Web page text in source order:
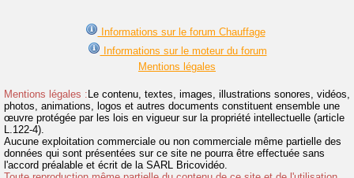
Informations sur le forum Chauffage
Informations sur le moteur du forum
Mentions légales
Mentions légales : Le contenu, textes, images, illustrations sonores, vidéos,
photos, animations, logos et autres documents constituent ensemble une
œuvre protégée par les lois en vigueur sur la propriété intellectuelle (article
L.122-4).
Aucune exploitation commerciale ou non commerciale même partielle des
données qui sont présentées sur ce site ne pourra être effectuée sans
l'accord préalable et écrit de la SARL Bricovidéo.